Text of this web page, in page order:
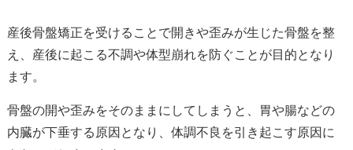
産後骨盤矯正を受けることで開きや歪みが生じた骨盤を整
え、産後に起こる不調や体型崩れを防ぐことが目的となり
ます。
骨盤の開や歪みをそのままにしてしまうと、胃や腸などの
内臓が下垂する原因となり、体調不良を引き起こす原因に